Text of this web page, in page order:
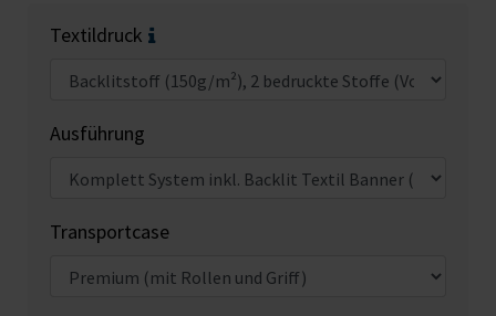
Textildruck
Ausführung
Transportcase